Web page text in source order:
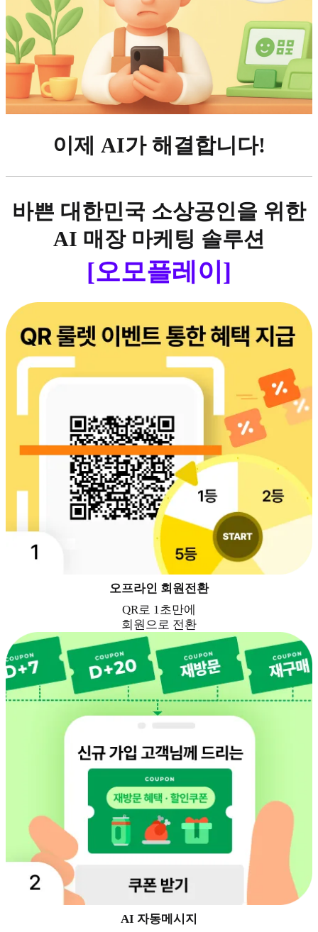
이제 AI가 해결합니다!
바쁜 대한민국 소상공인을 위한
AI 매장 마케팅 솔루션
[오모플레이]
오프라인 회원전환
QR로 1초만에
회원으로 전환
AI 자동메시지